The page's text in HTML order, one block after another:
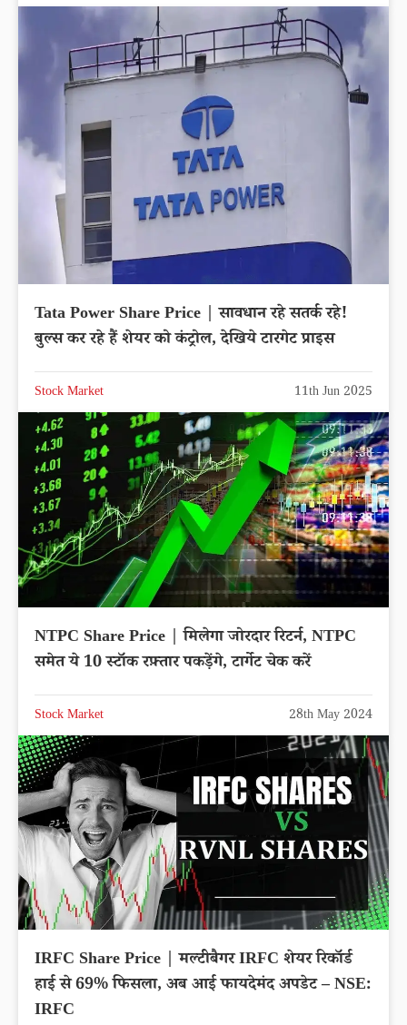
Tata Power Share Price | सावधान रहे सतर्क रहे!
बुल्स कर रहे हैं शेयर को कंट्रोल, देखिये टारगेट प्राइस
Stock Market 11th Jun 2025
NTPC Share Price | मिलेगा जोरदार रिटर्न, NTPC
समेत ये 10 स्टॉक रफ़्तार पकड़ेंगे, टार्गेट चेक करें
Stock Market 28th May 2024
IRFC Share Price | मल्टीबैगर IRFC शेयर रिकॉर्ड
हाई से 69% फिसला, अब आई फायदेमंद अपडेट – NSE:
IRFC